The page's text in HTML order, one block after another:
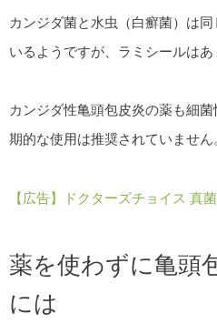
カンジダ菌と水虫（白癬菌）は
いるようですが、ラミシールはあ
カンジダ性亀頭包皮炎の薬も細
期的な使用は推奨されていません
【広告】ドクターズチョイス 真
薬を使わずに亀頭
には